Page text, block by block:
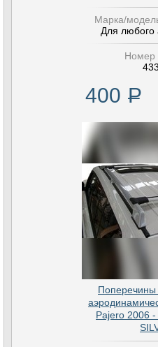
Марка/
Для любого
Номер
400 Р
Поперечины
Pajero 2006